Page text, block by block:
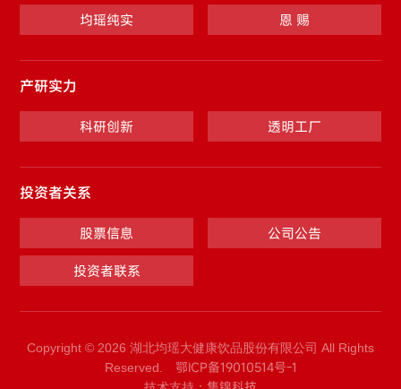
均瑶纯实 恩 赐
产研实力
科研创新 透明工厂
投资者关系
股票信息 公司公告
投资者联系
Copyright © 2026 湖北均瑶大健康饮品股份有限公司 All Rights
Reserved.
鄂ICP备19010514号-1